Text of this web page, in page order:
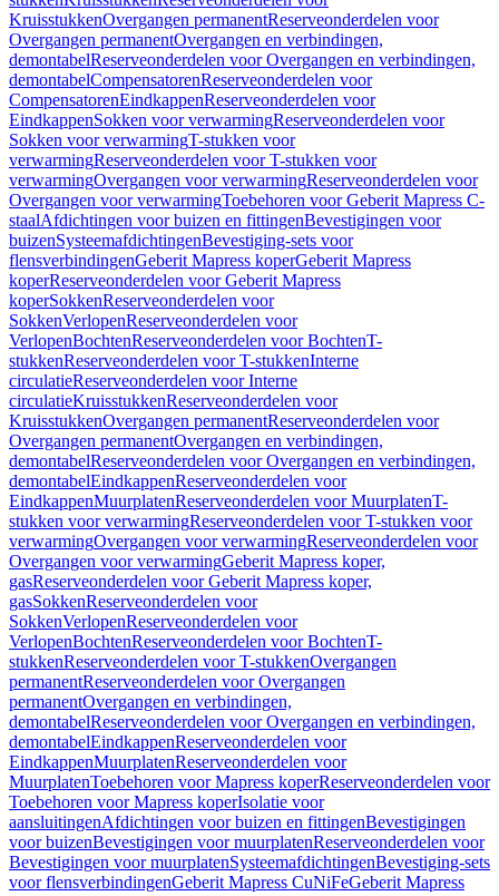
KruisstukkenOvergangen permanentReserveonderdelen voor
Overgangen permanentOvergangen en verbindingen,
demontabelReserveonderdelen voor Overgangen en verbindingen,
demontabelCompensatorenReserveonderdelen voor
CompensatorenEindkappenReserveonderdelen voor
EindkappenSokken voor verwarmingReserveonderdelen voor
Sokken voor verwarmingT-stukken voor
verwarmingReserveonderdelen voor T-stukken voor
verwarmingOvergangen voor verwarmingReserveonderdelen voor
Overgangen voor verwarmingToebehoren voor Geberit Mapress C-
staalAfdichtingen voor buizen en fittingenBevestigingen voor
buizenSysteemafdichtingenBevestiging-sets voor
flensverbindingenGeberit Mapress koperGeberit Mapress
koperReserveonderdelen voor Geberit Mapress
koperSokkenReserveonderdelen voor
SokkenVerlopenReserveonderdelen voor
VerlopenBochtenReserveonderdelen voor BochtenT-
stukkenReserveonderdelen voor T-stukkenInterne
circulatieReserveonderdelen voor Interne
circulatieKruisstukkenReserveonderdelen voor
KruisstukkenOvergangen permanentReserveonderdelen voor
Overgangen permanentOvergangen en verbindingen,
demontabelReserveonderdelen voor Overgangen en verbindingen,
demontabelEindkappenReserveonderdelen voor
EindkappenMuurplatenReserveonderdelen voor MuurplatenT-
stukken voor verwarmingReserveonderdelen voor T-stukken voor
verwarmingOvergangen voor verwarmingReserveonderdelen voor
Overgangen voor verwarmingGeberit Mapress koper,
gasReserveonderdelen voor Geberit Mapress koper,
gasSokkenReserveonderdelen voor
SokkenVerlopenReserveonderdelen voor
VerlopenBochtenReserveonderdelen voor BochtenT-
stukkenReserveonderdelen voor T-stukkenOvergangen
permanentReserveonderdelen voor Overgangen
permanentOvergangen en verbindingen,
demontabelReserveonderdelen voor Overgangen en verbindingen,
demontabelEindkappenReserveonderdelen voor
EindkappenMuurplatenReserveonderdelen voor
MuurplatenToebehoren voor Mapress koperReserveonderdelen voor
Toebehoren voor Mapress koperIsolatie voor
aansluitingenAfdichtingen voor buizen en fittingenBevestigingen
voor buizenBevestigingen voor muurplatenReserveonderdelen voor
Bevestigingen voor muurplatenSysteemafdichtingenBevestiging-sets
voor flensverbindingenGeberit Mapress CuNiFeGeberit Mapress